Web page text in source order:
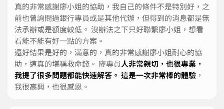
真的非常感謝廖小姐的協助，我自己的條件不是特別好，之
前也曾詢問過銀行專員或是其他代辦，但得到的消息都是無
法承辦或是額度較低。 沒辦法之下只好聯繫廖小姐，想看
看能不能有好一點的方案。
還好結果是好的，滿意的，真的非常感謝廖小姐耐心的協
助，這真的堪稱救命錢。 廖專員人非常親切，也很專業，
我提了很多問題都能快速解答。 這是一次非常棒的體驗 ，
我很高興，也很感恩。